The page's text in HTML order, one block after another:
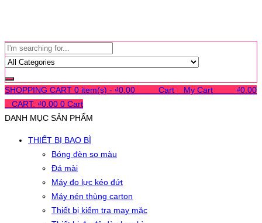
SHOPPING CART 0 item(s) - ₫0.00 Cart My Cart ₫0.00
CART: ₫0.00 0 Cart
DANH MỤC SẢN PHẨM
THIẾT BỊ BAO BÌ
Bóng đèn so màu
Đá mài
Máy đo lực kéo đứt
Máy nén thùng carton
Thiết bị kiểm tra may mặc